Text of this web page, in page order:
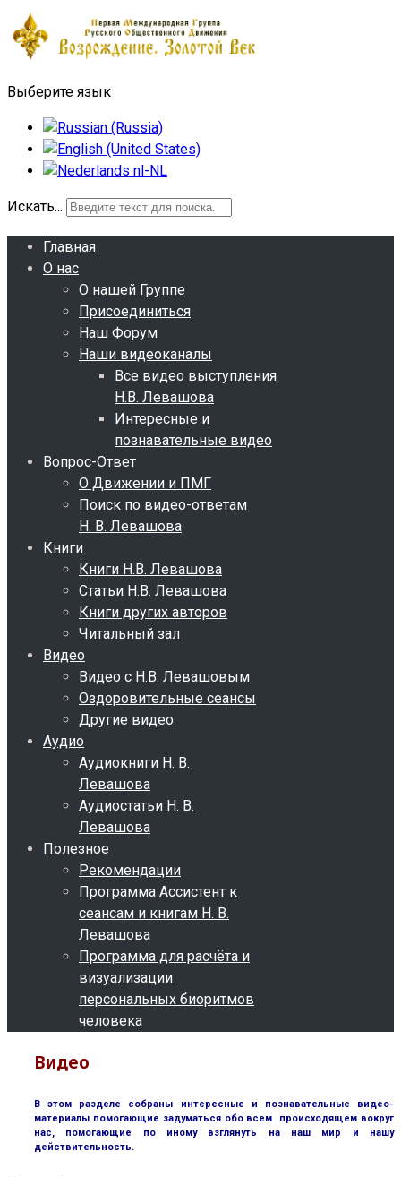
Выберите язык
Искать...
Главная
О нас
О нашей Группе
Присоединиться
Наш Форум
Наши видеоканалы
Все видео выступления
Н.В. Левашова
Интересные и
познавательные видео
Вопрос-Ответ
О Движении и ПМГ
Поиск по видео-ответам
Н. В. Левашова
Книги
Книги Н.В. Левашова
Статьи Н.В. Левашова
Книги других авторов
Читальный зал
Видео
Видео с Н.В. Левашовым
Оздоровительные сеансы
Другие видео
Аудио
Аудиокниги Н. В.
Левашова
Аудиостатьи Н. В.
Левашова
Полезное
Рекомендации
Программа Ассистент к
сеансам и книгам Н. В.
Левашова
Программа для расчёта и
визуализации
персональных биоритмов
человека
Видео
В этом разделе собраны интересные и познавательные видео-
материалы помогающие задуматься обо всем происходящем вокруг
нас, помогающие по иному взглянуть на наш мир и нашу
действительность.